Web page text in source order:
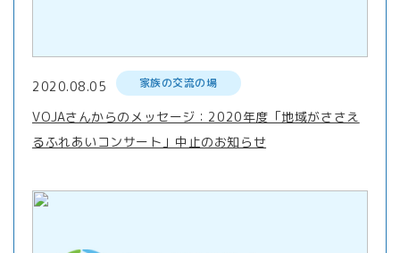
2020.08.05 家族の交流の場
VOJAさんからのメッセージ：2020年度「地域がささえ
るふれあいコンサート」中止のお知らせ